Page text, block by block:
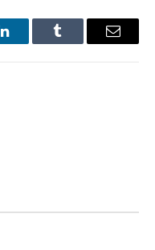
LinkedInTumblr Email